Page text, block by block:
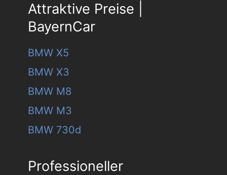
Attraktive Preise |
BayernCar
BMW X5
BMW X3
BMW M8
BMW M3
BMW 730d
Professioneller